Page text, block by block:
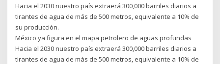
Hacia el 2030 nuestro país extraerá 300,000 barriles diarios a
tirantes de agua de más de 500 metros, equivalente a 10% de
su producción.
México ya figura en el mapa petrolero de aguas profundas
Hacia el 2030 nuestro país extraerá 300,000 barriles diarios a
tirantes de agua de más de 500 metros, equivalente a 10% de